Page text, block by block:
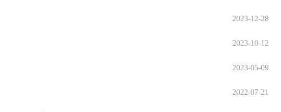
2023-12-28
2023-10-12
2023-05-09
2022-07-21